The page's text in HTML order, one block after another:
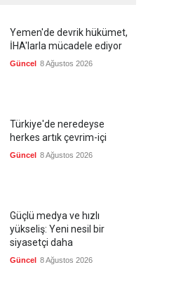
Yemen'de devrik hükümet,
İHA'larla mücadele ediyor
Güncel 8 Ağustos 2026
Türkiye'de neredeyse
herkes artık çevrim-içi
Güncel 8 Ağustos 2026
Güçlü medya ve hızlı
yükseliş: Yeni nesil bir
siyasetçi daha
Güncel 8 Ağustos 2026